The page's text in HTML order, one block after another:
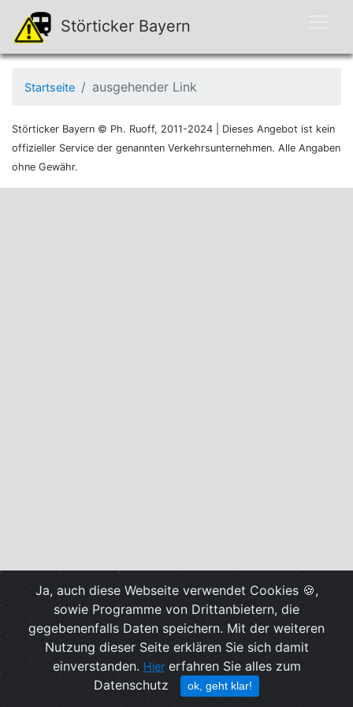
Störticker Bayern
Ja, auch diese Webseite verwendet Cookies 🍪,
sowie Programme von Drittanbietern, die
gegebenenfalls Daten speichern. Mit der weiteren
Nutzung dieser Seite erklären Sie sich damit
einverstanden. Hiererfahren Sie alles zum
Datenschutz
ok, geht klar!
Startseite ausgehender Link
Störticker Bayern © Ph. Ruoff, 2011-2024 | Dieses Angebot ist kein
offizieller Service der genannten Verkehrsunternehmen. Alle Angaben
ohne Gewähr.